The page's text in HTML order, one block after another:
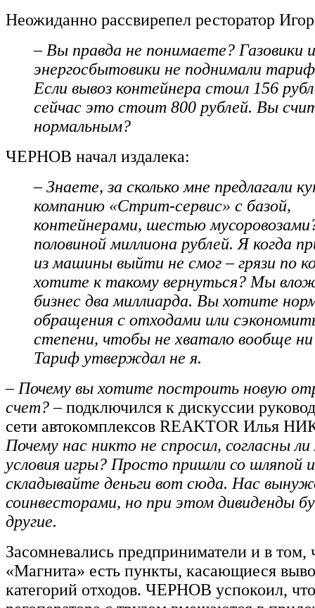
Неожиданно рассвирепел ресторатор
– Вы правда не понимаете? Газовики и
энергосбытовики не поднимали
Если вывоз контейнера стоил 156
сейчас это стоит 800 рублей. Вы
нормальным?
ЧЕРНОВ начал издалека:
– Знаете, за сколько мне предлагали
компанию «Стрит-сервис» с базой,
контейнерами, шестью
половиной миллиона рублей. Я когда
из машины выйти не смог – грязи по
хотите к такому вернуться? Мы
бизнес два миллиарда. Вы хотите
обращения с отходами или
степени, чтобы не хватало вообще
Тариф утверждал не я.
– Почему вы хотите построить новую
счет?– подключился к дискуссии
сети автокомплексов REAKTOR Илья
Почему нас никто не спросил, согласны
условия игры? Просто пришли со шляпой и
складывайте деньги вот сюда. Нас
соинвесторами, но при этом дивиденды
другие.
Засомневались предприниматели и в том,
«Магнита» есть пункты, касающиеся
категорий отходов. ЧЕРНОВ успокоил,